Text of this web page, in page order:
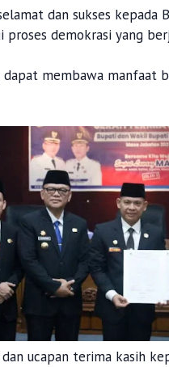
dan sukses
demokrasi yang
membawa manfaat
ucapan terima kasih